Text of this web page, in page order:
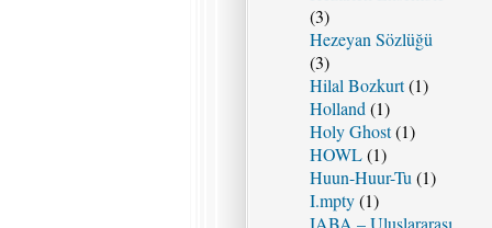
(3)
Hezeyan Sözlüğü
(3)
Hilal Bozkurt(1)
Holland (1)
Holy Ghost(1)
HOWL(1)
Huun-Huur-Tu (1)
I.mpty(1)
IABA – Uluslararası